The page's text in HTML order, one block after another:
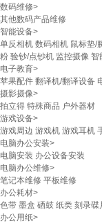
数码维修>
其他数码产品维修
智能设备>
单反相机 数码相机 鼠标垫/
粉 验钞/点钞机 监控摄像 智
电子教育>
苹果配件 翻译机/翻译设备
摄影摄像>
拍立得 特殊商品 户外器材
游戏设备>
游戏周边 游戏机 游戏耳机
电脑办公安装>
电脑安装 办公设备安装
电脑办公维修>
笔记本维修 平板维修
办公耗材>
色带 墨盒 硒鼓 纸类 刻录碟
办公用纸>